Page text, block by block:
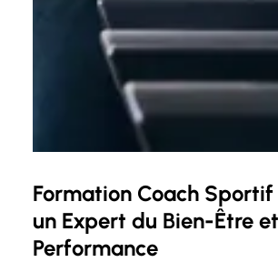
Formation Coach Sportif
un Expert du Bien-Être
Performance